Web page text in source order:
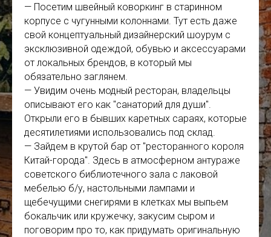
— Посетим швейный коворкинг в старинном
корпусе с чугунными колоннами. Тут есть даже
свой концептуальный дизайнерский шоурум с
эксклюзивной одеждой, обувью и аксессуарами
от локальных брендов, в который мы
обязательно заглянем.
— Увидим очень модный ресторан, владельцы
описывают его как "санаторий для души".
Открыли его в бывших каретных сараях, которые
десятилетиями использовались под склад.
— Зайдем в крутой бар от "ресторанного короля
Китай-города". Здесь в атмосферном антураже
советского библиотечного зала с лаковой
мебелью б/у, настольными лампами и
щебечущими снегирями в клетках мы выпьем
бокальчик или кружечку, закусим сыром и
поговорим про то, как придумать оригинальную